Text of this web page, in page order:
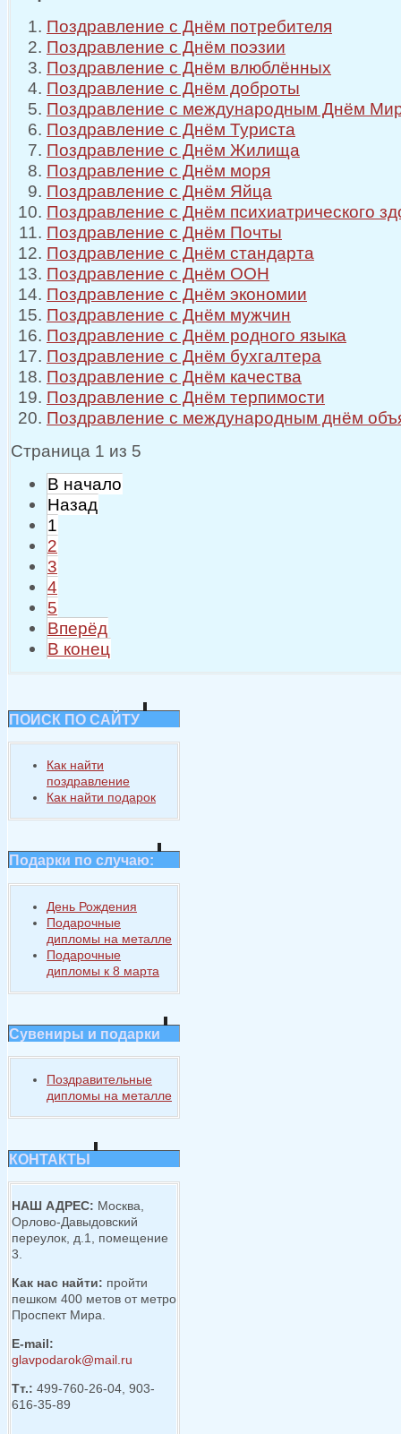
Поздравление с Днём потребителя
Поздравление с Днём поэзии
Поздравление с Днём влюблённых
Поздравление с Днём доброты
Поздравление с международным Днём
Поздравление с Днём Туриста
Поздравление с Днём Жилища
Поздравление с Днём моря
Поздравление с Днём Яйца
Поздравление с Днём психиатрического
Поздравление с Днём Почты
Поздравление с Днём стандарта
Поздравление с Днём ООН
Поздравление с Днём экономии
Поздравление с Днём мужчин
Поздравление с Днём родного языка
Поздравление с Днём бухгалтера
Поздравление с Днём качества
Поздравление с Днём терпимости
Поздравление с международным днём
Страница 1 из 5
В начало
Назад
1
2
3
4
5
Вперёд
В конец
ПОИСК ПО САЙТУ
Как найти
поздравление
Как найти подарок
Подарки по случаю:
День Рождения
Подарочные
дипломы на металле
Подарочные
дипломы к 8 марта
Сувениры и подарки
Поздравительные
дипломы на металле
КОНТАКТЫ
НАШ АДРЕС: Москва,
Орлово-Давыдовский
переулок, д.1, помещение
3.
Как нас найти: пройти
пешком 400 метов от метро
Проспект Мира.
E-mail:
glavpodarok@mail.ru
Тт.: 499-760-26-04, 903-
616-35-89